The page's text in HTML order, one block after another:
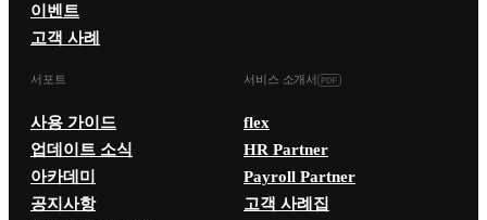
이벤트
고객 사례
서포트
사용 가이드
업데이트 소식
아카데미
공지사항
서비스 소개서
flex
HR Partner
Payroll Partner
고객 사례집